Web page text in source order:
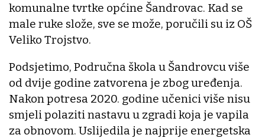
komunalne tvrtke općine Šandrovac. Kad se
male ruke slože, sve se može, poručili su iz OŠ
Veliko Trojstvo.
Podsjetimo, Područna škola u Šandrovcu više
od dvije godine zatvorena je zbog uređenja.
Nakon potresa 2020. godine učenici više nisu
smjeli polaziti nastavu u zgradi koja je vapila
za obnovom. Uslijedila je najprije energetska